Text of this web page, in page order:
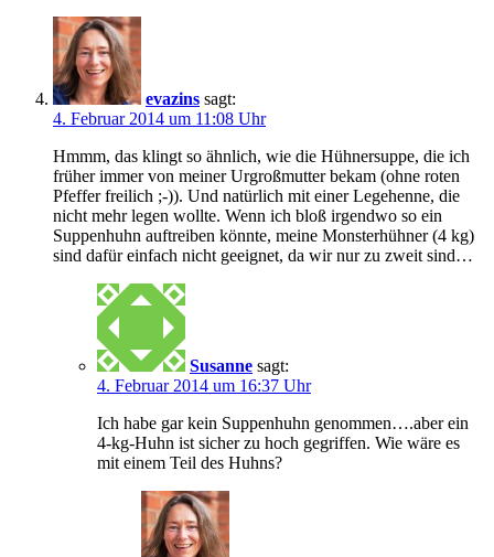
evazins sagt:
4. Februar 2014 um 11:08 Uhr
Hmmm, das klingt so ähnlich, wie die Hühnersuppe, die ich
früher immer von meiner Urgroßmutter bekam (ohne roten
Pfeffer freilich ;-)). Und natürlich mit einer Legehenne, die
nicht mehr legen wollte. Wenn ich bloß irgendwo so ein
Suppenhuhn auftreiben könnte, meine Monsterhühner (4 kg)
sind dafür einfach nicht geeignet, da wir nur zu zweit sind…
Susanne sagt:
4. Februar 2014 um 16:37 Uhr
Ich habe gar kein Suppenhuhn genommen….aber ein
4-kg-Huhn ist sicher zu hoch gegriffen. Wie wäre es
mit einem Teil des Huhns?